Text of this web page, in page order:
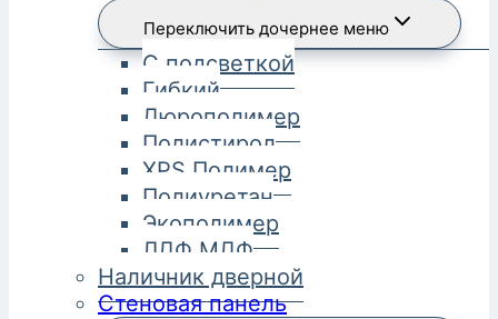
Переключить дочернее меню
С подсветкой
Гибкий
Дюрополимер
Полистирол
XPS Полимер
Полиуретан
Экополимер
ЛДФ МДФ
Наличник дверной
Стеновая панель